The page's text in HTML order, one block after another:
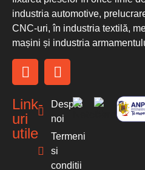
industria automotive,
CNC-uri, în industria textilă,
mașini și industria
Link-
uri
utile
Despre
noi
Termeni
si
conditii